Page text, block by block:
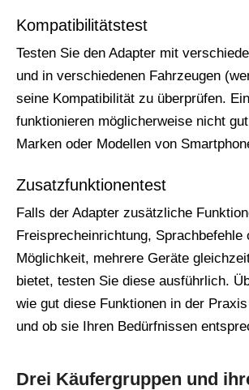
Kompatibilitätstest
Testen Sie den Adapter mit
und in verschiedenen Fahrzeugen
seine Kompatibilität zu überprüfen.
funktionieren möglicherweise nicht
Marken oder Modellen von
Zusatzfunktionentest
Falls der Adapter zusätzliche
Freisprecheinrichtung, Sprachbefehle
Möglichkeit, mehrere Geräte
bietet, testen Sie diese ausführlich.
wie gut diese Funktionen in der
und ob sie Ihren Bedürfnissen
Drei Käufergruppen und